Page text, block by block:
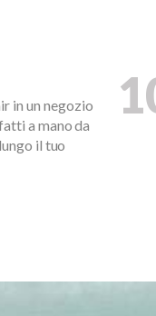
in un negozio
a mano da
il tuo